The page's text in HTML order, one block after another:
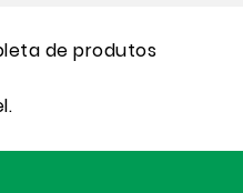
de produtos